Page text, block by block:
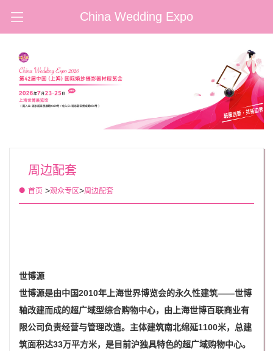
China Wedding Expo
周边配套
首页 >观众专区>周边配套
世博源
世博源是由中国2010年上海世界博览会的永久性建筑——世博
轴改建而成的超广域型综合购物中心，由上海世博百联商业有
限公司负责经营与管理改造。主体建筑南北绵延1100米，总建
筑面积达33万平方米，是目前沪独具特色的超广域购物中心。